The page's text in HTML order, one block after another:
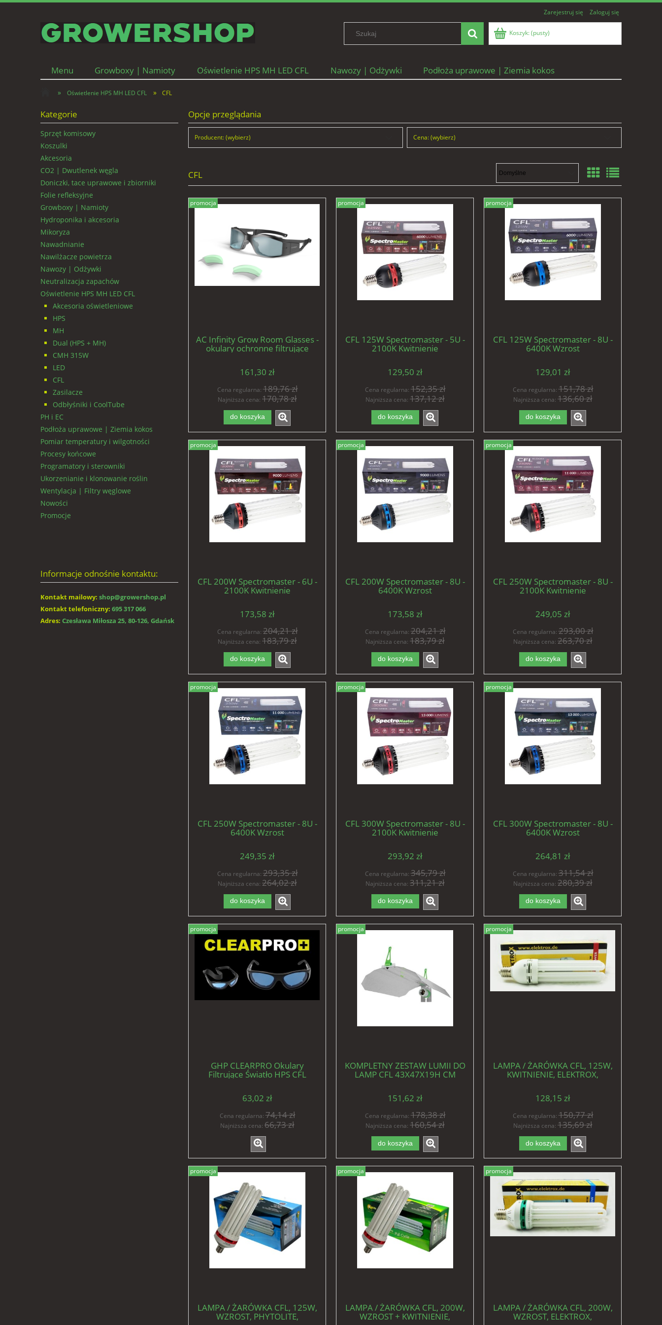
Zarejestruj się Zaloguj się
Koszyk:(pusty)
Menu Growboxy | Namioty Oświetlenie HPS MH LED CFL Nawozy | Odżywki
Podłoża uprawowe | Ziemia kokos
Wentylacja | Filtry węglowe
» Oświetlenie HPS MH LED CFL » CFL
Kategorie
Sprzęt komisowy
Koszulki
Akcesoria
CO2 | Dwutlenek węgla
Doniczki, tace uprawowe i zbiorniki
Folie refleksyjne
Growboxy | Namioty
Hydroponika i akcesoria
Mikoryza
Nawadnianie
Nawilżacze powietrza
Nawozy | Odżywki
Neutralizacja zapachów
Oświetlenie HPS MH LED CFL
Akcesoria oświetleniowe
HPS
MH
Dual (HPS + MH)
CMH 315W
LED
CFL
Zasilacze
Odbłyśniki i CoolTube
PH i EC
Podłoża uprawowe | Ziemia kokos
Pomiar temperatury i wilgotności
Procesy końcowe
Programatory i sterowniki
Ukorzenianie i klonowanie roślin
Wentylacja | Filtry węglowe
Nowości
Promocje
Informacje odnośnie kontaktu:
Kontakt mailowy: shop@growershop.pl
Kontakt telefoniczny: 695 317 066
Adres: Czesława Miłosza 25, 80-126, Gdańsk
Opcje przeglądania
Producent: (wybierz) Cena: (wybierz)
CFL
AC Infinity Grow Room Glasses -
okulary ochronne filtrujące
161,30 zł
Cena regularna:189,76 zł
Najniższa cena: 170,78 zł
do koszyka
promocja
CFL 125W Spectromaster - 5U -
2100K Kwitnienie
129,50 zł
Cena regularna:152,35 zł
Najniższa cena: 137,12 zł
do koszyka
promocja
CFL 125W Spectromaster - 8U -
6400K Wzrost
129,01 zł
Cena regularna:151,78 zł
Najniższa cena: 136,60 zł
do koszyka
promocja
CFL 200W Spectromaster - 6U -
2100K Kwitnienie
173,58 zł
Cena regularna:204,21 zł
Najniższa cena: 183,79 zł
do koszyka
promocja
CFL 200W Spectromaster - 8U -
6400K Wzrost
173,58 zł
Cena regularna:204,21 zł
Najniższa cena: 183,79 zł
do koszyka
promocja
CFL 250W Spectromaster - 8U -
2100K Kwitnienie
249,05 zł
Cena regularna:293,00 zł
Najniższa cena: 263,70 zł
do koszyka
promocja
CFL 250W Spectromaster - 8U -
6400K Wzrost
249,35 zł
Cena regularna:293,35 zł
Najniższa cena: 264,02 zł
do koszyka
promocja
CFL 300W Spectromaster - 8U -
2100K Kwitnienie
293,92 zł
Cena regularna:345,79 zł
Najniższa cena: 311,21 zł
do koszyka
promocja
CFL 300W Spectromaster - 8U -
6400K Wzrost
264,81 zł
Cena regularna:311,54 zł
Najniższa cena: 280,39 zł
do koszyka
promocja
GHP CLEARPRO Okulary
Filtrujące Światło HPS CFL
63,02 zł
Cena regularna:74,14 zł
Najniższa cena: 66,73 zł
promocja
KOMPLETNY ZESTAW LUMII DO
LAMP CFL 43X47X19H CM
151,62 zł
Cena regularna:178,38 zł
Najniższa cena: 160,54 zł
do koszyka
promocja
LAMPA / ŻARÓWKA CFL, 125W,
KWITNIENIE, ELEKTROX,
E.40, do uprawy roślin
128,15 zł
Cena regularna:150,77 zł
Najniższa cena: 135,69 zł
do koszyka
promocja
LAMPA / ŻARÓWKA CFL, 125W,
WZROST, PHYTOLITE,
promocja
LAMPA / ŻARÓWKA CFL, 200W,
WZROST + KWITNIENIE,
promocja
LAMPA / ŻARÓWKA CFL, 200W,
WZROST, ELEKTROX,
promocja